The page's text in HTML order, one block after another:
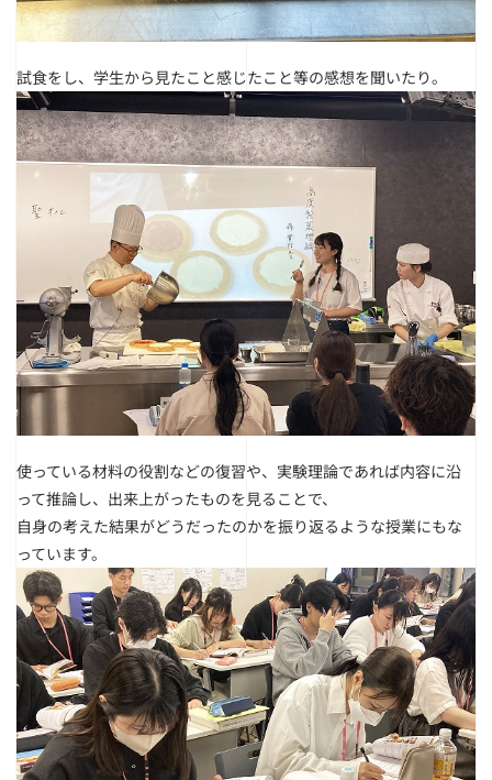
試食をし、学生から見たこと感じたこと等の感想を聞いたり。
使っている材料の役割などの復習や、実験理論であれば内容に沿
って推論し、出来上がったものを見ることで、
自身の考えた結果がどうだったのかを振り返るような授業にもな
っています。